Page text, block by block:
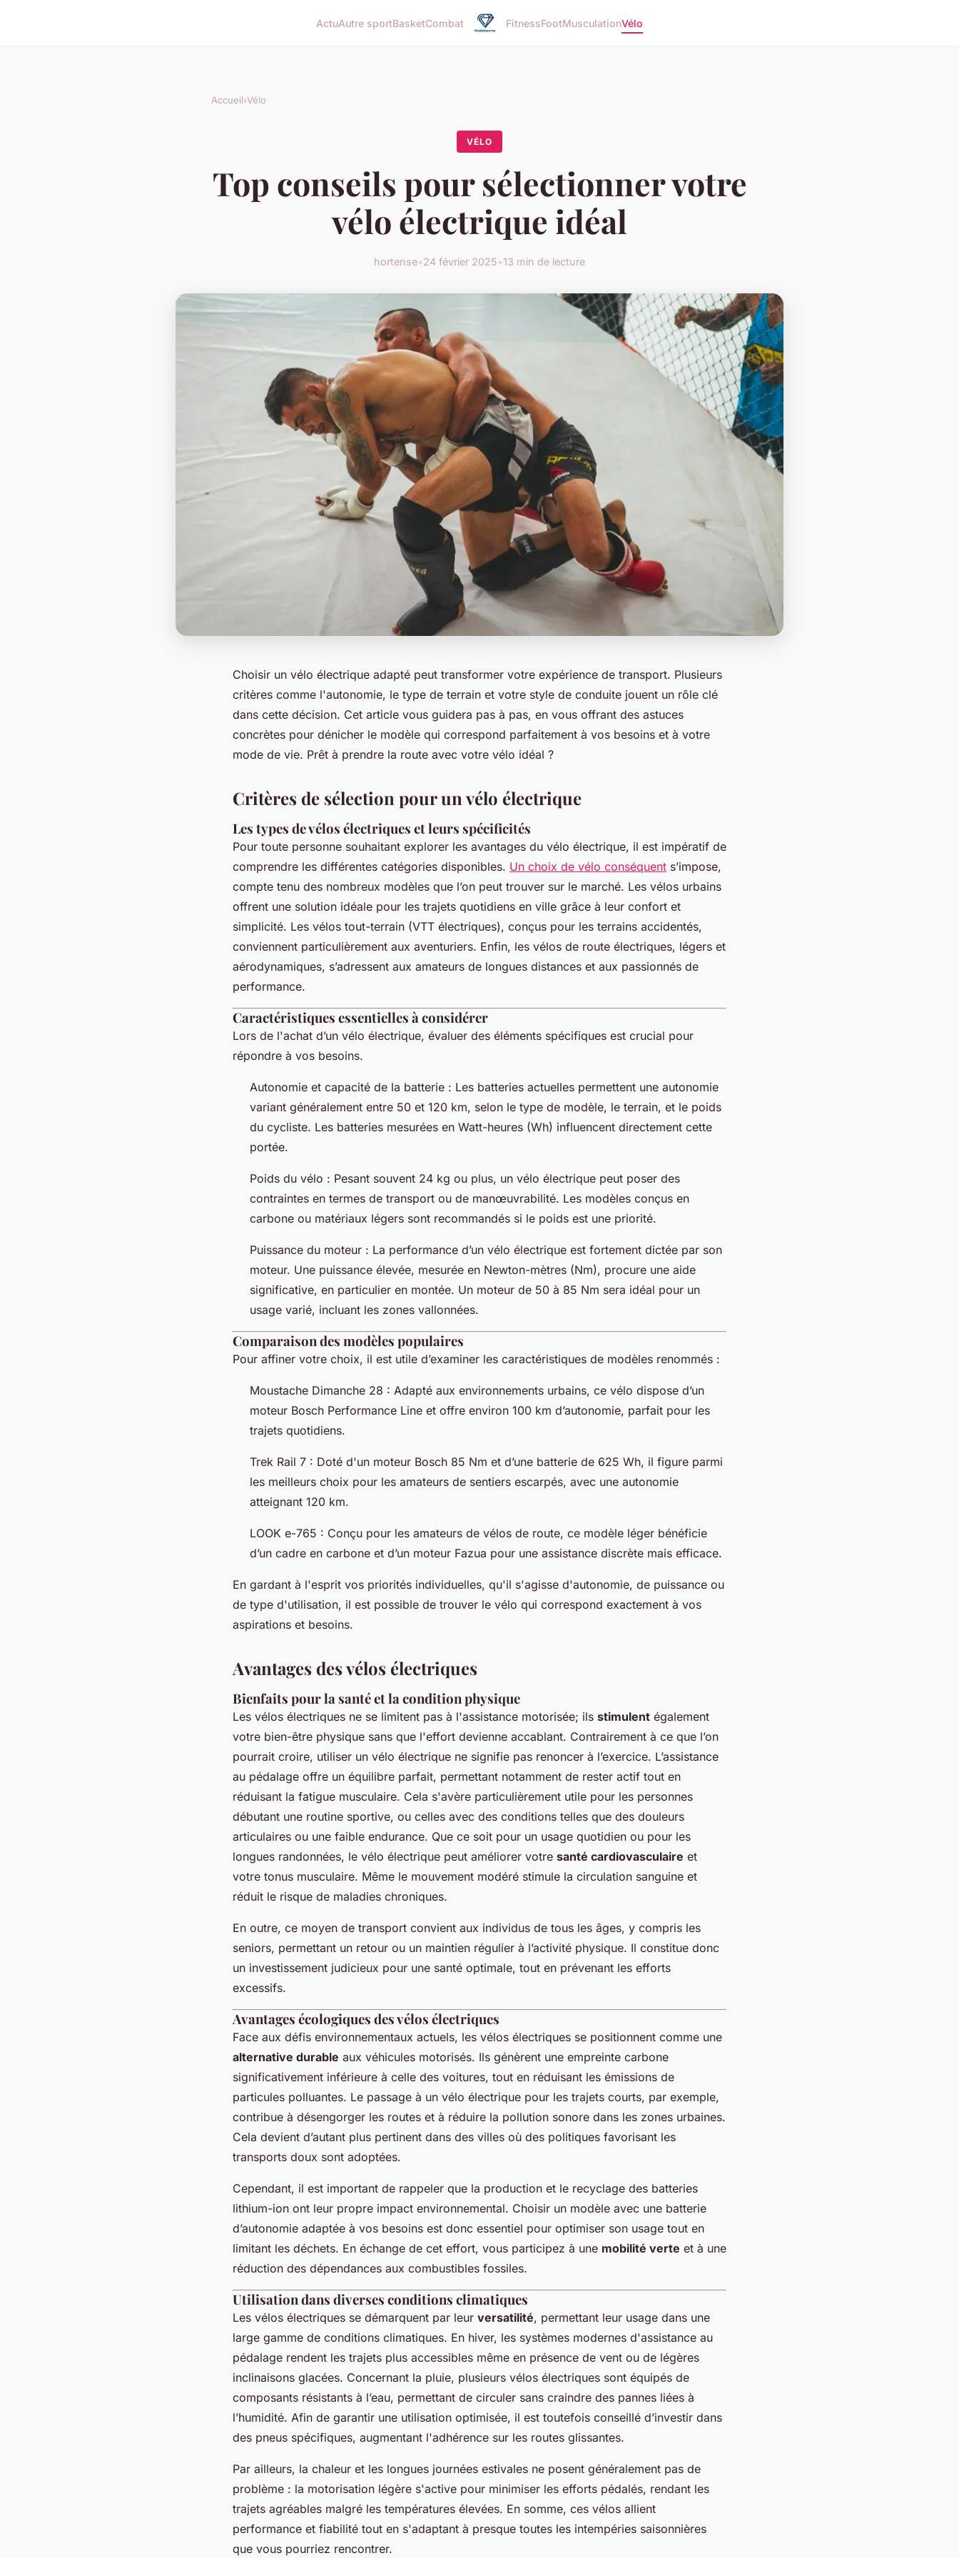
ActuAutre sportBasketCombat FitnessFootMusculationVélo
Accueil›Vélo
VÉLO
Top conseils pour sélectionner votre
vélo électrique idéal
hortense•24 février 2025•13 min de lecture
Choisir un vélo électrique adapté peut transformer votre expérience de transport. Plusieurs
critères comme l'autonomie, le type de terrain et votre style de conduite jouent un rôle clé
dans cette décision. Cet article vous guidera pas à pas, en vous offrant des astuces
concrètes pour dénicher le modèle qui correspond parfaitement à vos besoins et à votre
mode de vie. Prêt à prendre la route avec votre vélo idéal ?
Critères de sélection pour un vélo électrique
Les types de vélos électriques et leurs spécificités
Pour toute personne souhaitant explorer les avantages du vélo électrique, il est impératif de
comprendre les différentes catégories disponibles. Un choix de vélo conséquent s’impose,
compte tenu des nombreux modèles que l’on peut trouver sur le marché. Les vélos urbains
offrent une solution idéale pour les trajets quotidiens en ville grâce à leur confort et
simplicité. Les vélos tout-terrain (VTT électriques), conçus pour les terrains accidentés,
conviennent particulièrement aux aventuriers. Enfin, les vélos de route électriques, légers et
aérodynamiques, s’adressent aux amateurs de longues distances et aux passionnés de
performance.
Caractéristiques essentielles à considérer
Lors de l'achat d’un vélo électrique, évaluer des éléments spécifiques est crucial pour
répondre à vos besoins.
Autonomie et capacité de la batterie : Les batteries actuelles permettent une autonomie
variant généralement entre 50 et 120 km, selon le type de modèle, le terrain, et le poids
du cycliste. Les batteries mesurées en Watt-heures (Wh) influencent directement cette
portée.
Poids du vélo : Pesant souvent 24 kg ou plus, un vélo électrique peut poser des
contraintes en termes de transport ou de manœuvrabilité. Les modèles conçus en
carbone ou matériaux légers sont recommandés si le poids est une priorité.
Puissance du moteur : La performance d’un vélo électrique est fortement dictée par son
moteur. Une puissance élevée, mesurée en Newton-mètres (Nm), procure une aide
significative, en particulier en montée. Un moteur de 50 à 85 Nm sera idéal pour un
usage varié, incluant les zones vallonnées.
Comparaison des modèles populaires
Pour affiner votre choix, il est utile d’examiner les caractéristiques de modèles renommés :
Moustache Dimanche 28 : Adapté aux environnements urbains, ce vélo dispose d’un
moteur Bosch Performance Line et offre environ 100 km d’autonomie, parfait pour les
trajets quotidiens.
Trek Rail 7 : Doté d'un moteur Bosch 85 Nm et d’une batterie de 625 Wh, il figure parmi
les meilleurs choix pour les amateurs de sentiers escarpés, avec une autonomie
atteignant 120 km.
LOOK e-765 : Conçu pour les amateurs de vélos de route, ce modèle léger bénéficie
d’un cadre en carbone et d’un moteur Fazua pour une assistance discrète mais efficace.
En gardant à l'esprit vos priorités individuelles, qu'il s'agisse d'autonomie, de puissance ou
de type d'utilisation, il est possible de trouver le vélo qui correspond exactement à vos
aspirations et besoins.
Avantages des vélos électriques
Bienfaits pour la santé et la condition physique
Les vélos électriques ne se limitent pas à l'assistance motorisée; ils stimulent également
votre bien-être physique sans que l'effort devienne accablant. Contrairement à ce que l’on
pourrait croire, utiliser un vélo électrique ne signifie pas renoncer à l’exercice. L’assistance
au pédalage offre un équilibre parfait, permettant notamment de rester actif tout en
réduisant la fatigue musculaire. Cela s'avère particulièrement utile pour les personnes
débutant une routine sportive, ou celles avec des conditions telles que des douleurs
articulaires ou une faible endurance. Que ce soit pour un usage quotidien ou pour les
longues randonnées, le vélo électrique peut améliorer votre santé cardiovasculaire et
votre tonus musculaire. Même le mouvement modéré stimule la circulation sanguine et
réduit le risque de maladies chroniques.
En outre, ce moyen de transport convient aux individus de tous les âges, y compris les
seniors, permettant un retour ou un maintien régulier à l’activité physique. Il constitue donc
un investissement judicieux pour une santé optimale, tout en prévenant les efforts
excessifs.
Avantages écologiques des vélos électriques
Face aux défis environnementaux actuels, les vélos électriques se positionnent comme une
alternative durable aux véhicules motorisés. Ils génèrent une empreinte carbone
significativement inférieure à celle des voitures, tout en réduisant les émissions de
particules polluantes. Le passage à un vélo électrique pour les trajets courts, par exemple,
contribue à désengorger les routes et à réduire la pollution sonore dans les zones urbaines.
Cela devient d’autant plus pertinent dans des villes où des politiques favorisant les
transports doux sont adoptées.
Cependant, il est important de rappeler que la production et le recyclage des batteries
lithium-ion ont leur propre impact environnemental. Choisir un modèle avec une batterie
d’autonomie adaptée à vos besoins est donc essentiel pour optimiser son usage tout en
limitant les déchets. En échange de cet effort, vous participez à une mobilité verte et à une
réduction des dépendances aux combustibles fossiles.
Utilisation dans diverses conditions climatiques
Les vélos électriques se démarquent par leur versatilité, permettant leur usage dans une
large gamme de conditions climatiques. En hiver, les systèmes modernes d'assistance au
pédalage rendent les trajets plus accessibles même en présence de vent ou de légères
inclinaisons glacées. Concernant la pluie, plusieurs vélos électriques sont équipés de
composants résistants à l’eau, permettant de circuler sans craindre des pannes liées à
l’humidité. Afin de garantir une utilisation optimisée, il est toutefois conseillé d’investir dans
des pneus spécifiques, augmentant l'adhérence sur les routes glissantes.
Par ailleurs, la chaleur et les longues journées estivales ne posent généralement pas de
problème : la motorisation légère s'active pour minimiser les efforts pédalés, rendant les
trajets agréables malgré les températures élevées. En somme, ces vélos allient
performance et fiabilité tout en s'adaptant à presque toutes les intempéries saisonnières
que vous pourriez rencontrer.